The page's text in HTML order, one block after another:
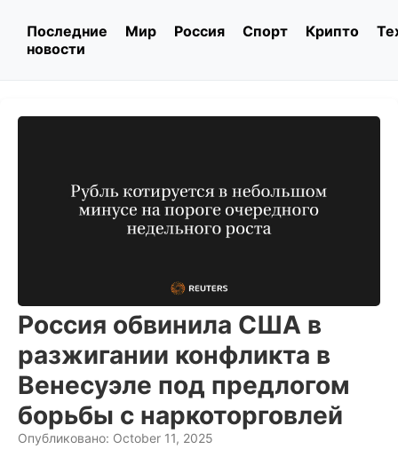
Последние
новости
Мир Россия Спорт Крипто
Россия обвинила США в
разжигании конфликта в
Венесуэле под предлогом
борьбы с наркоторговлей
Опубликовано: October 11, 2025